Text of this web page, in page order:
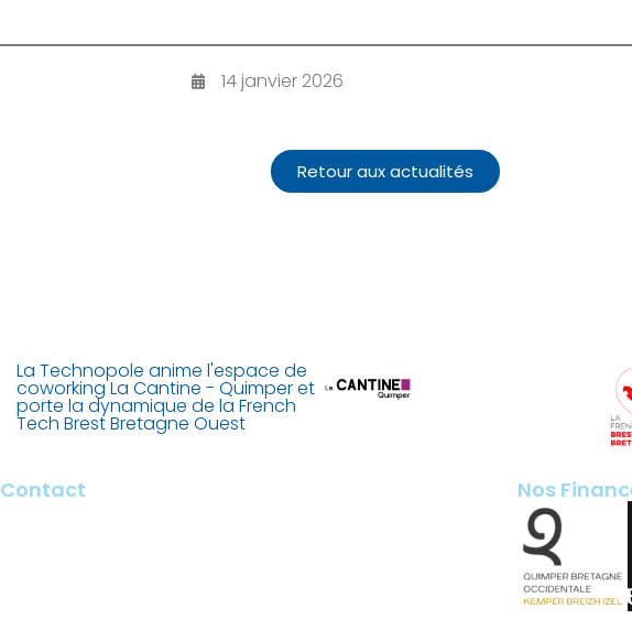
14 janvier 2026
Retour aux actualités
La Technopole anime l'espace de
coworking La Cantine - Quimper et
porte la dynamique de la French
Tech Brest Bretagne Ouest
Contact Nos